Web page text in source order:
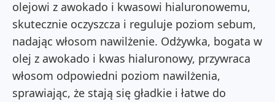
olejowi z awokado i kwasowi hialuronowemu,
skutecznie oczyszcza i reguluje poziom sebum,
nadając włosom nawilżenie. Odżywka, bogata w
olej z awokado i kwas hialuronowy, przywraca
włosom odpowiedni poziom nawilżenia,
sprawiając, że stają się gładkie i łatwe do